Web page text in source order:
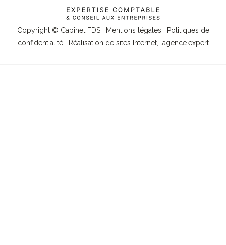
Copyright © Cabinet FDS | Mentions légales
Politiques de
confidentialité| Réalisation de sites Internet, lagence.expert